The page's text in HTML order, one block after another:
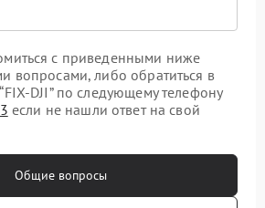
с приведенными ниже
вопросами, либо обратиться в
DJI” по следующему телефону
если не нашли ответ на свой
Общие вопросы